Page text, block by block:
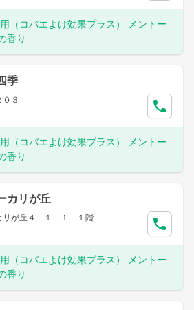
（コバエよけ効果プラス） メントー
香り
季
３
（コバエよけ効果プラス） メントー
香り
カリが丘
が丘４－１－１－１階
（コバエよけ効果プラス） メントー
香り